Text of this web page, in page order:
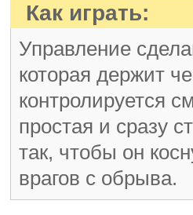
Как играть:
Управление
которая держит
контролируется
простая и сразу
так, чтобы он
врагов с обрыва.